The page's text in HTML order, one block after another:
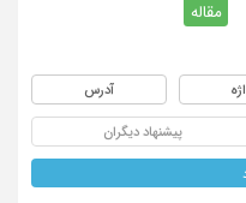
مقاله
آدرس
پیشنهاد دیگران